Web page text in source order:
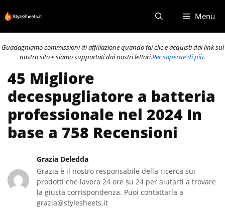
al
contenuto
Menu
Guadagniamo commissioni di affiliazione quando fai clic e acquisti dai link sul
nostro sito e siamo supportati dai nostri lettori.Per saperne di più.
45 Migliore
decespugliatore a batteria
professionale nel 2024 In
base a 758 Recensioni
Grazia Deledda
Grazia è il nostro responsabile della ricerca sui
prodotti che lavora 24 ore su 24 per aiutarti a trovare
la giusta corrispondenza. Puoi contattarla a
grazia@stylesheets.it